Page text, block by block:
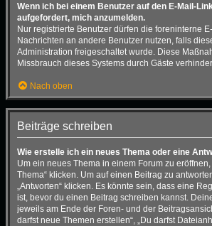
Wenn ich bei einem Benutzer auf den E-Mail-
aufgefordert, mich anzumelden.
Nur registrierte Benutzer dürfen die foreninterne
Nachrichten an andere Benutzer nutzen, falls
Administration freigeschaltet wurde. Diese
Missbrauch dieses Systems durch Gäste
Nach oben
Beiträge schreiben
Wie erstelle ich ein neues Thema oder eine
Um ein neues Thema in einem Forum zu
Thema“ klicken. Um auf einen Beitrag zu
„Antworten“ klicken. Es könnte sein, dass eine
ist, bevor du einen Beitrag schreiben kannst.
jeweils am Ende der Foren- und der
darfst neue Themen erstellen“, „Du darfst